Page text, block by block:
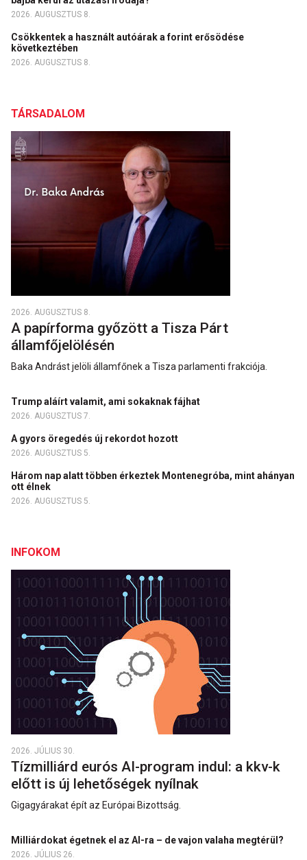
2026. AUGUSZTUS 8.
Csökkentek a használt autóárak a forint erősödése
következtében
2026. AUGUSZTUS 8.
TÁRSADALOM
2026. AUGUSZTUS 8.
A papírforma győzött a Tisza Párt
államfőjelölésén
Baka Andrást jelöli államfőnek a Tisza parlamenti frakciója.
Trump aláírt valamit, ami sokaknak fájhat
2026. AUGUSZTUS 7.
A gyors öregedés új rekordot hozott
2026. AUGUSZTUS 5.
Három nap alatt többen érkeztek Montenegróba, mint ahányan
ott élnek
2026. AUGUSZTUS 5.
INFOKOM
2026. JÚLIUS 30.
Tízmilliárd eurós AI-program indul: a kkv-k
előtt is új lehetőségek nyílnak
Gigagyárakat épít az Európai Bizottság.
Milliárdokat égetnek el az AI-ra – de vajon valaha megtérül?
2026. JÚLIUS 26.